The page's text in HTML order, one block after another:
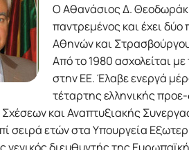
Ο Αθανάσιος Δ.
παντρεµένος και έχει
Αθηνών και
Από το 1980 ασχολείται
στην ΕΕ. Έλαβε ενεργά
τέταρτης ελληνικής
και Αναπτυξιακής
σειρά ετών στα Υπουργεία
διευθυντής της